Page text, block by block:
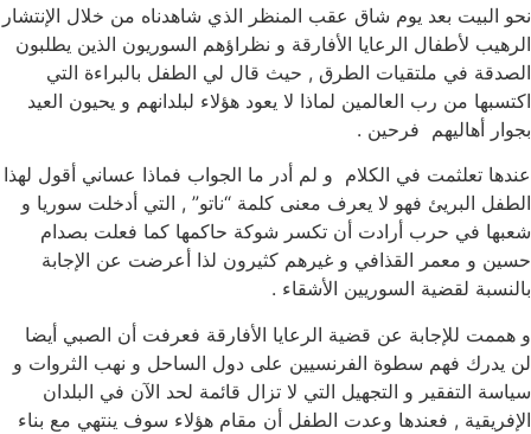
نحو البيت بعد يوم شاق عقب المنظر الذي شاهدناه من خلال الإنتشار
الرهيب لأطفال الرعايا الأفارقة و نظراؤهم السوريون الذين يطلبون
الصدقة في ملتقيات الطرق , حيث قال لي الطفل بالبراءة التي
اكتسبها من رب العالمين لماذا لا يعود هؤلاء لبلدانهم و يحيون العيد
بجوار أهاليهم فرحين .
عندها تعلثمت في الكلام و لم أدر ما الجواب فماذا عساني أقول لهذا
الطفل البريئ فهو لا يعرف معنى كلمة “ناتو” , التي أدخلت سوريا و
شعبها في حرب أرادت أن تكسر شوكة حاكمها كما فعلت بصدام
حسين و معمر القذافي و غيرهم كثيرون لذا أعرضت عن الإجابة
بالنسبة لقضية السوريين الأشقاء .
و هممت للإجابة عن قضية الرعايا الأفارقة فعرفت أن الصبي أيضا
لن يدرك فهم سطوة الفرنسيين على دول الساحل و نهب الثروات و
سياسة التفقير و التجهيل التي لا تزال قائمة لحد الآن في البلدان
الإفريقية , فعندها وعدت الطفل أن مقام هؤلاء سوف ينتهي مع بناء